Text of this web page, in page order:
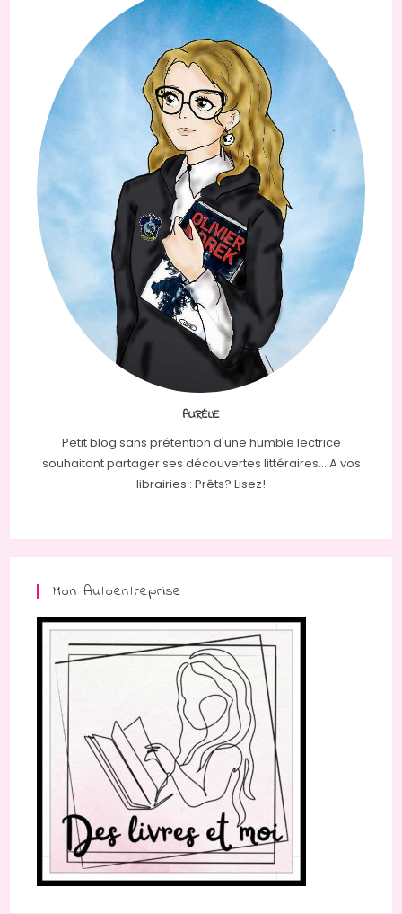
AURÉLIE
Petit blog sans prétention d'une humble lectrice
souhaitant partager ses découvertes littéraires... A vos
librairies : Prêts? Lisez!
Mon Autoentreprise